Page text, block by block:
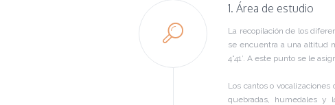
1. Área de estudio
La recopilación de los
se encuentra a una altitud
4°41′. A este punto se le
Los cantos o
quebradas, humedales y